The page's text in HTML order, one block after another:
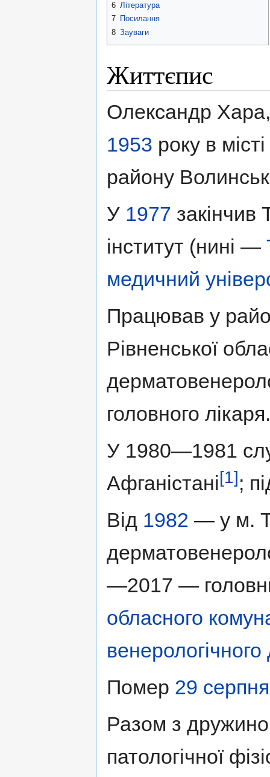
6 Література
7 Посилання
8 Зауваги
Життєпис
Олександр
1953 року в
району
У 1977 закінчив
інститут (нині —
медичний
Працював у
Рівненської
головного лікаря.
У 1980—1981
Афганістані[1];
Від 1982 — у м.
—2017 —
обласного
Помер 29 серпня
Разом з
патологічної